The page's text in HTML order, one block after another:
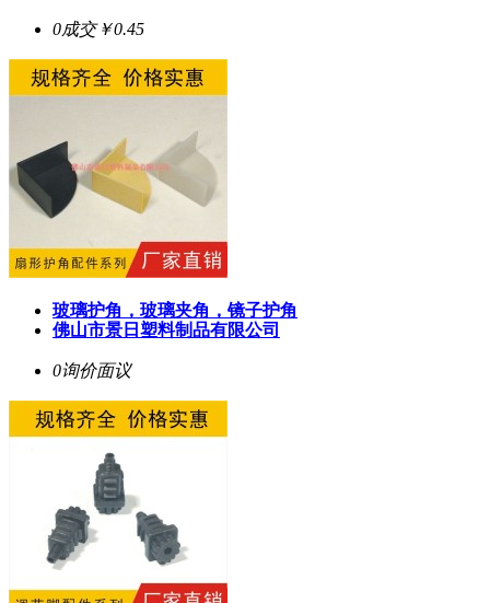
0成交￥0.45
玻璃护角，玻璃夹角，镜子护角
佛山市景日塑料制品有限公司
0询价面议